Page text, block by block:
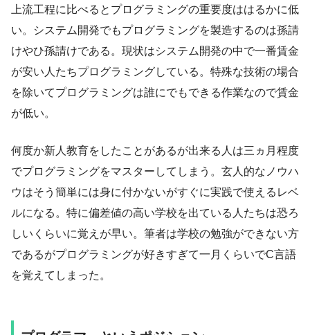
上流工程に比べるとプログラミングの重要度ははるかに低
い。システム開発でもプログラミングを製造するのは孫請
けやひ孫請けである。現状はシステム開発の中で一番賃金
が安い人たちプログラミングしている。特殊な技術の場合
を除いてプログラミングは誰にでもできる作業なので賃金
が低い。
何度か新人教育をしたことがあるが出来る人は三ヵ月程度
でプログラミングをマスターしてしまう。玄人的なノウハ
ウはそう簡単には身に付かないがすぐに実践で使えるレベ
ルになる。特に偏差値の高い学校を出ている人たちは恐ろ
しいくらいに覚えが早い。筆者は学校の勉強ができない方
であるがプログラミングが好きすぎて一月くらいでC言語
を覚えてしまった。